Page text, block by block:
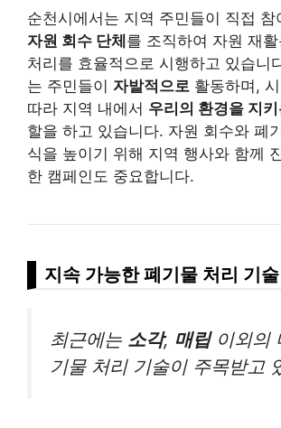
순천시에서는 지역 주민들이 직접 참
자원 회수 단체 를 조직하여 자원 재
처리를 효율적으로 시행하고 있습니
는 주민들이 자발적으로 활동하며,
따라 지역 내에서 우리의 환경을 지
할을 하고 있습니다. 자원 회수와 폐
식을 높이기 위해 지역 행사와 함께
한 캠페인도 중요합니다.
지속 가능한 폐기물 처리 기술
최근에는 소각, 매립이외의
기물 처리 기술이 주목받고